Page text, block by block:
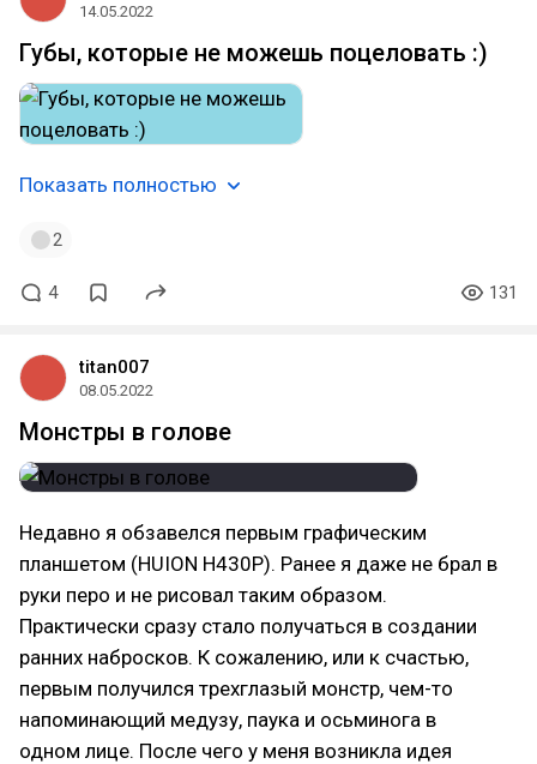
14.05.2022
Губы, которые не можешь поцеловать :)
Показать полностью
2
4 131
titan007
08.05.2022
Монстры в голове
Недавно я обзавелся первым графическим
планшетом (HUION H430P). Ранее я даже не брал в
руки перо и не рисовал таким образом.
Практически сразу стало получаться в создании
ранних набросков. К сожалению, или к счастью,
первым получился трехглазый монстр, чем-то
напоминающий медузу, паука и осьминога в
одном лице. После чего у меня возникла идея